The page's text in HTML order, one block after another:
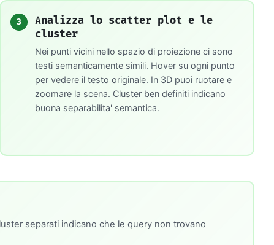
3
Analizza lo scatter plot e le
cluster
Nei punti vicini nello spazio di proiezione ci sono
testi semanticamente simili. Hover su ogni punto
per vedere il testo originale. In 3D puoi ruotare e
zoomare la scena. Cluster ben definiti indicano
buona separabilita' semantica.
separati indicano che le query non trovano